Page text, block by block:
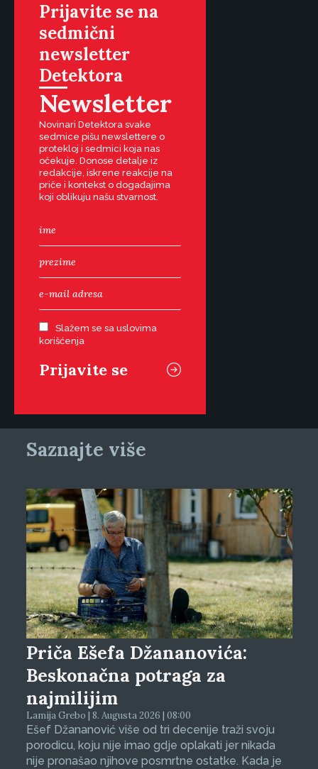
Prijavite se na
sedmični
newsletter
Detektora
Newsletter
Novinari Detektora svake
sedmice pišu newslettere o
protekloj i sedmici koja nas
očekuje. Donose detalje iz
redakcije, iskrene reakcije na
priče i kontekst o događajima
koji oblikuju našu stvarnost.
Slažem se sa uslovima
korišćenja
Saznajte više
Priča Ešefa Džananovića:
Beskonačna potraga za
najmilijim
Lamija Grebo | 8. Augusta 2026 | 08:00
Ešef Džananović više od tri decenije traži svoju
porodicu, koju nije imao gdje oplakati jer nikada
nije pronašao njihove posmrtne ostatke. Kada je